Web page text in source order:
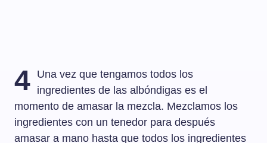
4 Una vez que tengamos todos los
ingredientes de las albóndigas es el
momento de amasar la mezcla. Mezclamos los
ingredientes con un tenedor para después
amasar a mano hasta que todos los ingredientes